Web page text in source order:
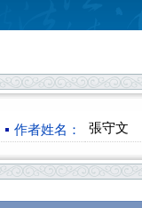
作者姓名： 張守文